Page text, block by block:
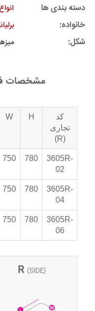
دسته بندی ها
خانواده:
شکل:
مشخصات
کد
تجاری
(R)
H
W
3605R-
02
780
750
3605R-
04
780
750
3605R-
06
780
750
R (SIDE)